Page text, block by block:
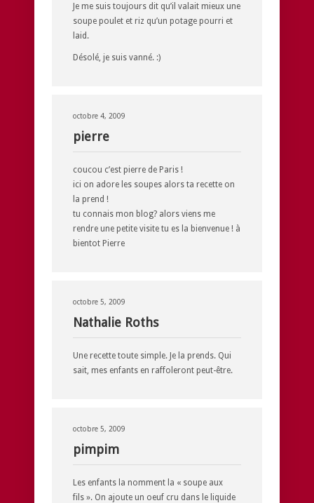
Je me suis toujours dit qu’il valait mieux une
soupe poulet et riz qu’un potage pourri et
laid.
Désolé, je suis vanné. :)
octobre 4, 2009
pierre
coucou c’est pierre de Paris !
ici on adore les soupes alors ta recette on
la prend !
tu connais mon blog? alors viens me
rendre une petite visite tu es la bienvenue ! à
bientot Pierre
octobre 5, 2009
Nathalie Roths
Une recette toute simple. Je la prends. Qui
sait, mes enfants en raffoleront peut-être.
octobre 5, 2009
pimpim
Les enfants la nomment la « soupe aux
fils ». On ajoute un oeuf cru dans le liquide